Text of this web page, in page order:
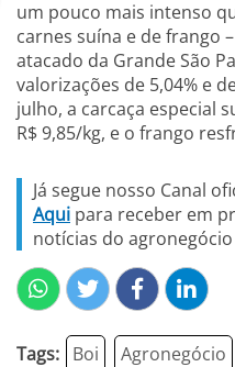
um pouco mais intenso
carnes suína e de frango
atacado da Grande São
valorizações de 5,04% e
julho, a carcaça especial
R$ 9,85/kg, e o frango
Já segue nosso Canal
Aqui para receber em
notícias do agronegócio
Tags: Boi Agronegócio